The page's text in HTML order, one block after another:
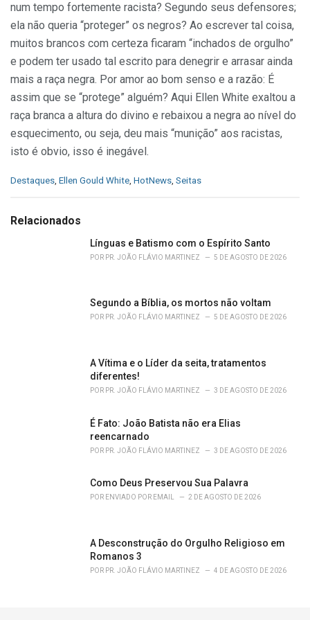
num tempo fortemente racista? Segundo seus defensores;
ela não queria “proteger” os negros? Ao escrever tal coisa,
muitos brancos com certeza ficaram “inchados de orgulho”
e podem ter usado tal escrito para denegrir e arrasar ainda
mais a raça negra. Por amor ao bom senso e a razão: É
assim que se “protege” alguém? Aqui Ellen White exaltou a
raça branca a altura do divino e rebaixou a negra ao nível do
esquecimento, ou seja, deu mais “munição” aos racistas,
isto é obvio, isso é inegável.
C
e
Destaques, Ellen Gould White, HotNews, Seitas
Relacionados
Línguas e Batismo com o Espírito Santo
POR PR. JOÃO FLÁVIO MARTINEZ 5 DE AGOSTO DE 2026
Segundo a Bíblia, os mortos não voltam
POR PR. JOÃO FLÁVIO MARTINEZ 5 DE AGOSTO DE 2026
A Vítima e o Líder da seita, tratamentos
diferentes!
POR PR. JOÃO FLÁVIO MARTINEZ 3 DE AGOSTO DE 2026
É Fato: João Batista não era Elias
reencarnado
POR PR. JOÃO FLÁVIO MARTINEZ 3 DE AGOSTO DE 2026
Como Deus Preservou Sua Palavra
POR ENVIADO POR EMAIL 2 DE AGOSTO DE 2026
A Desconstrução do Orgulho Religioso em
Romanos 3
POR PR. JOÃO FLÁVIO MARTINEZ 4 DE AGOSTO DE 2026